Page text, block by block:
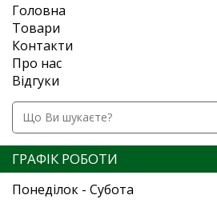
Головна
Товари
Контакти
Про нас
Відгуки
ГРАФІК РОБОТИ
Понеділок - Субота